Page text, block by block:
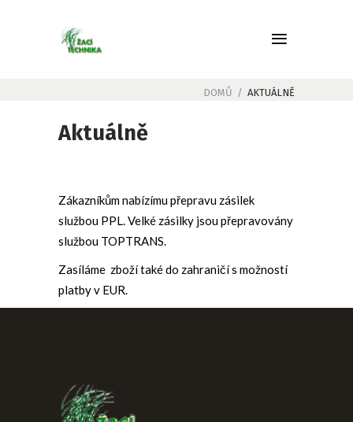
DOMŮ / AKTUÁLNĚ
Aktuálně
Zákazníkům nabízímu přepravu zásilek
službou PPL. Velké zásilky jsou přepravovány
službou TOPTRANS.
Zasíláme zboží také do zahraničí s možností
platby v EUR.